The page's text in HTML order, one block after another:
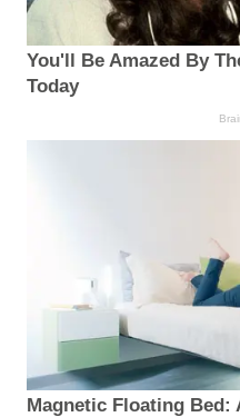
You'll Be Amazed By
Today
Magnetic Floating Bed: